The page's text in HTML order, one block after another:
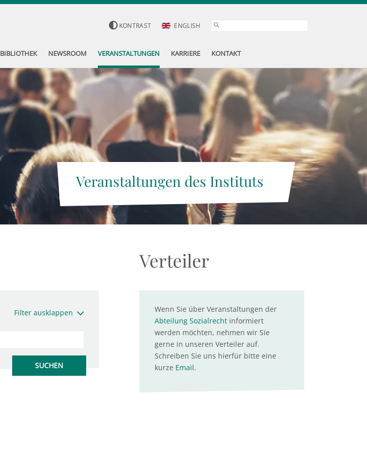
KONTRAST ENGLISH
BIBLIOTHEK NEWSROOM VERANSTALTUNGEN KARRIERE KONTAKT
Veranstaltungen des Instituts
Filter ausklappen
Verteiler
Wenn Sie über Veranstaltungen der
Abteilung Sozialrechtinformiert
werden möchten, nehmen wir Sie
gerne in unseren Verteiler auf.
Schreiben Sie uns hierfür bitte eine
kurze Email.